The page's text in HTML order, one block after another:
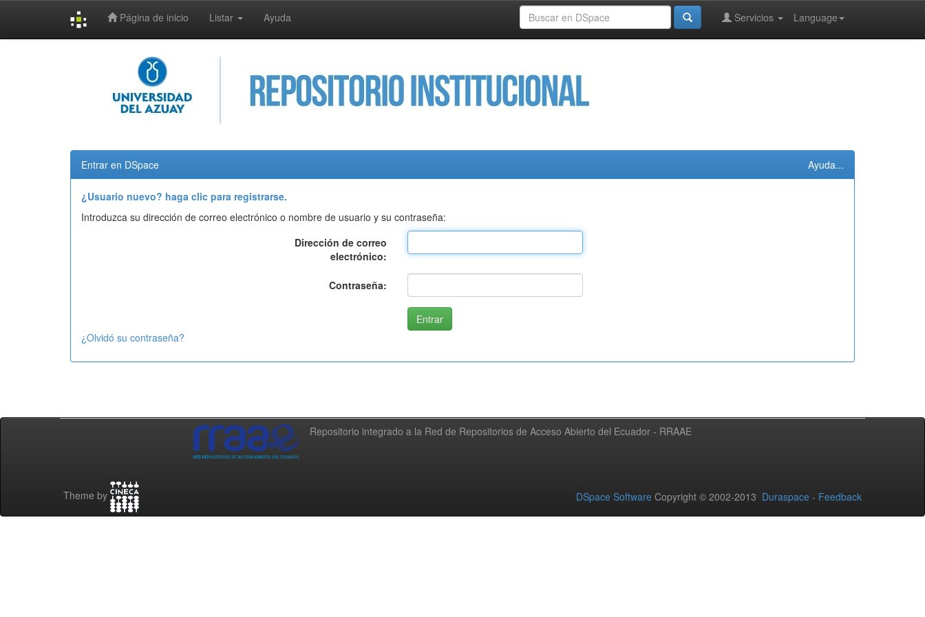
Página de inicio Listar Ayuda Language
Servicios
Entrar en DSpace Ayuda...
¿Usuario nuevo? haga clic para registrarse.
Introduzca su dirección de correo electrónico o nombre de usuario y su contraseña:
Dirección de correo
electrónico:
Contraseña:
¿Olvidó su contraseña?
Repositorio integrado a la Red de Repositorios de Acceso Abierto del Ecuador - RRAAE
Theme by DSpace Software Copyright © 2002-2013 Duraspace - Feedback